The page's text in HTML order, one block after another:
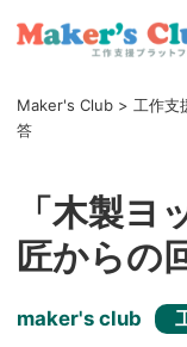
Maker's Club > 工作支
答
「木製ヨ
匠からの
maker's club